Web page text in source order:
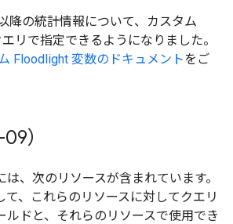
降の統計情報について、カスタム
リで指定できるようになりました。
Floodlight 変数のドキュメントをご
）
は、次のリソースが含まれています。
て、これらのリソースに対してクエリ
ルドと、それらのリソースで使用でき